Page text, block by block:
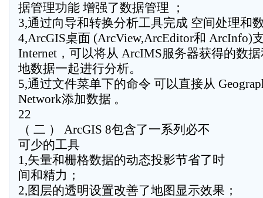
据管理功能 增强了数据管理 ；
3,通过向导和转换分析工具完成 空间处理和
4,ArcGIS桌面 (ArcView,ArcEditor和 ArcInfo)
Internet，可以将从 ArcIMS服务器获得的数
地数据一起进行分析。
5,通过文件菜单下的命令 可以直接从
Network添加数据 。
22
（ 二 ） ArcGIS 8包含了一系列必不
可少的工具
1,矢量和栅格数据的动态投影节省了时
间和精力；
2,图层的透明设置改善了地图显示效果；